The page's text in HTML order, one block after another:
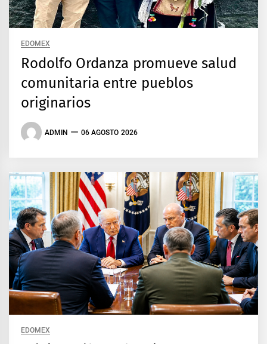
EDOMEX
Rodolfo Ordanza promueve salud
comunitaria entre pueblos
originarios
ADMIN 06 AGOSTO 2026
EDOMEX